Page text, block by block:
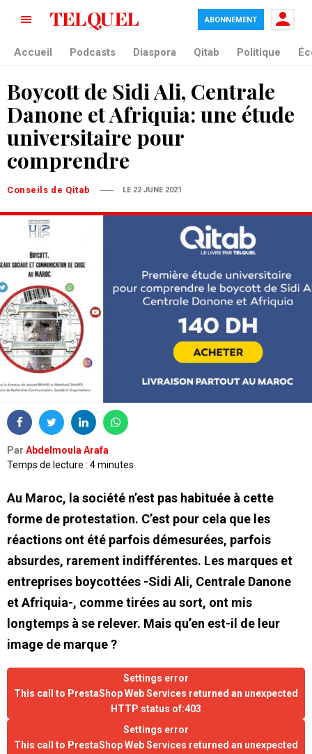
ABONNEMENT
Accueil Podcasts Diaspora Qitab Politique
Boycott de Sidi Ali, Centrale
Danone et Afriquia: une étude
universitaire pour
comprendre
Conseils de Qitab LE 22 JUNE 2021
Par Abdelmoula Arafa
Temps de lecture : 4 minutes
Au Maroc, la société n’est pas habituée à cette
forme de protestation. C’est pour cela que les
réactions ont été parfois démesurées, parfois
absurdes, rarement indifférentes. Les marques et
entreprises boycottées -Sidi Ali, Centrale Danone
et Afriquia-, comme tirées au sort, ont mis
longtemps à se relever. Mais qu’en est-il de leur
image de marque ?
Settings error
This call to PrestaShop Web Services returned an unexpected
HTTP status of:403
Settings error
This call to PrestaShop Web Services returned an unexpected